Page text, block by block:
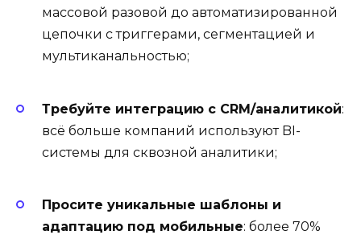
массовой разовой до автоматизированной
цепочки с триггерами, сегментацией и
мультиканальностью;
Требуйте интеграцию с CRM/аналитикой:
всё больше компаний используют BI-
системы для сквозной аналитики;
Просите уникальные шаблоны и
адаптацию под мобильные: более 70%